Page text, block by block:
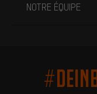
NOTRE ÉQUIPE